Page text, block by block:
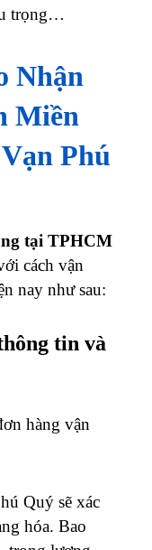
trọng…
Nhận
Miền
Phú
tại TPHCM
cách vận
nay như sau:
tin và
hàng vận
Quý sẽ xác
hóa. Bao